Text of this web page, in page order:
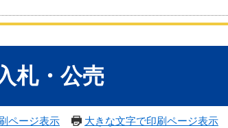
札・公売
ページ表示 大きな文字で印刷ページ表示